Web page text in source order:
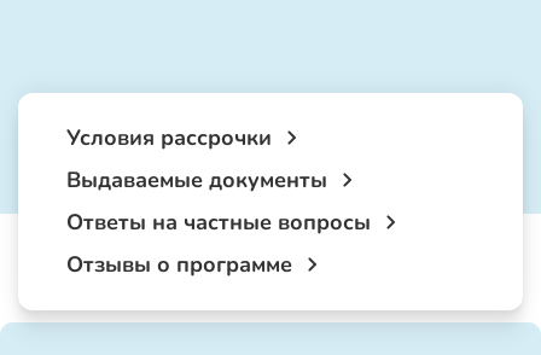
Условия рассрочки
Выдаваемые документы
Ответы на частные вопросы
Отзывы о программе